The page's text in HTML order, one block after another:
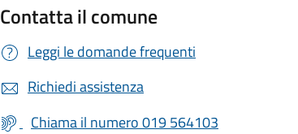
Contatta il comune
Leggi le domande frequenti
Richiedi assistenza
Chiama il numero 019 564103